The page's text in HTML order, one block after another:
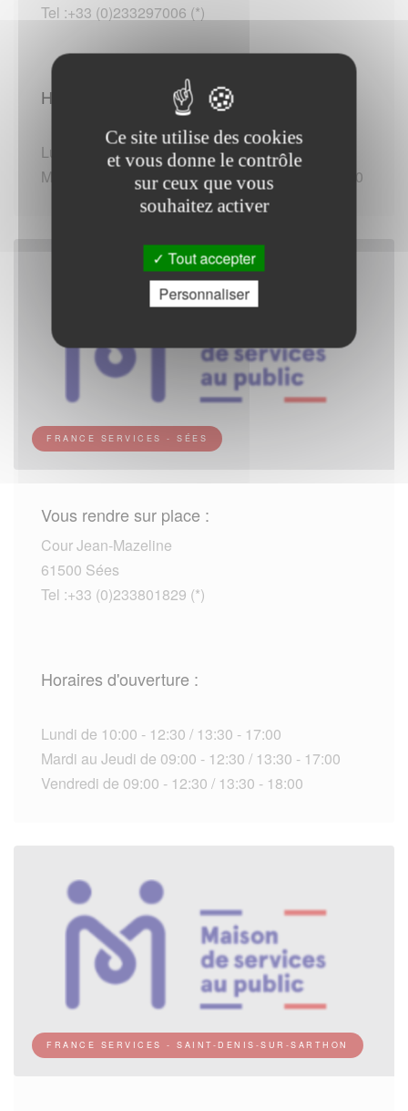
Tel :+33 (0)233297006 (*)
Horaires d'ouverture :
Lundi de 13:30 - 17:30
Mardi au Vendredi de 08:30 - 12:00 / 13:30 - 17:30
FRANCE SERVICES - SÉES
Vous rendre sur place :
Cour Jean-Mazeline
61500 Sées
Tel :+33 (0)233801829 (*)
Horaires d'ouverture :
Lundi de 10:00 - 12:30 / 13:30 - 17:00
Mardi au Jeudi de 09:00 - 12:30 / 13:30 - 17:00
Vendredi de 09:00 - 12:30 / 13:30 - 18:00
FRANCE SERVICES - SAINT-DENIS-SUR-SARTHON
Ce site utilise des cookies
et vous donne le contrôle
sur ceux que vous
souhaitez activer
Tout accepter
Personnaliser